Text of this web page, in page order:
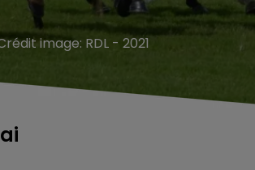
image: RDL - 2021